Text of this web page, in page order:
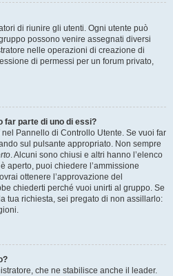
di riunire gli utenti. Ogni utente può
possono venire assegnati diversi
nelle operazioni di creazione di
di permessi per un forum privato,
far parte di uno di essi?
nel Pannello di Controllo Utente. Se vuoi far
sul pulsante appropriato. Non sempre
. Alcuni sono chiusi e altri hanno l’elenco
aperto, puoi chiedere l’ammissione
ottenere l’approvazione del
chiederti perché vuoi unirti al gruppo. Se
tua richiesta, sei pregato di non assillarlo:
che ne stabilisce anche il leader.